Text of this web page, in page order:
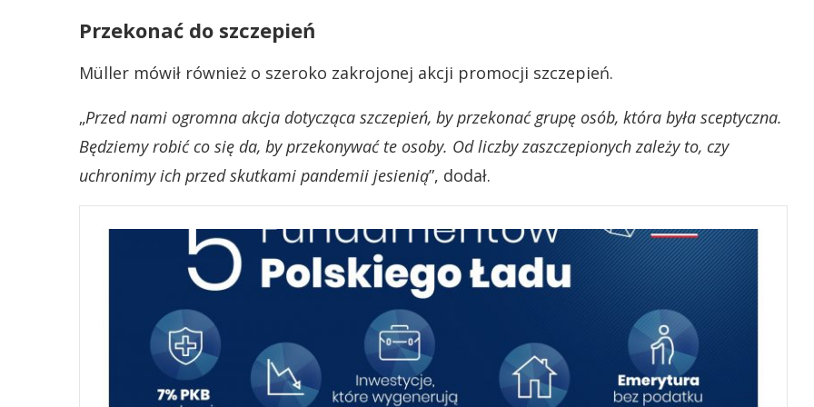
Przekonać do szczepień
Müller mówił również o szeroko zakrojonej akcji promocji szczepień.
„Przed nami ogromna akcja dotycząca szczepień, by przekonać grupę osób, która była sceptyczna.
Będziemy robić co się da, by przekonywać te osoby. Od liczby zaszczepionych zależy to, czy
uchronimy ich przed skutkami pandemii jesienią”, dodał.